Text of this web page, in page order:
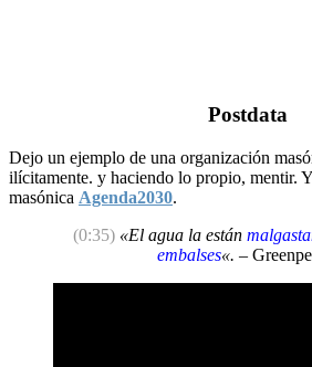
Postdata
Dejo un ejemplo de una organización
ilícitamente. y haciendo lo propio, mentir.
masónica Agenda2030.
(0:35) «El agua la están
embalses«. –